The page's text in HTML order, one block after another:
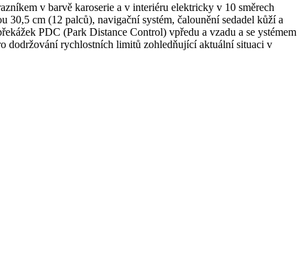
v barvě karoserie a v interiéru elektricky v 10 směrech
cm (12 palců), navigační systém, čalounění sedadel kůží a
PDC (Park Distance Control) vpředu a vzadu a se ystémem
dodržování rychlostních limitů zohledňující aktuální situaci v